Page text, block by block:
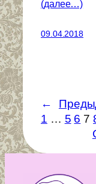
(далее…)
09.04.2018
←
1 … 5 6 7